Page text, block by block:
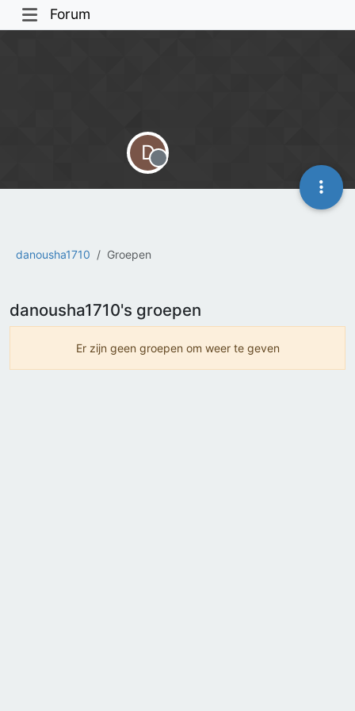
Forum
danousha1710 Groepen
D
Offline
danousha1710's groepen
Er zijn geen groepen om weer te geven